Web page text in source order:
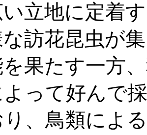
立地に定着
な訪花昆虫が
果たす一方
って好んで
、鳥類によ